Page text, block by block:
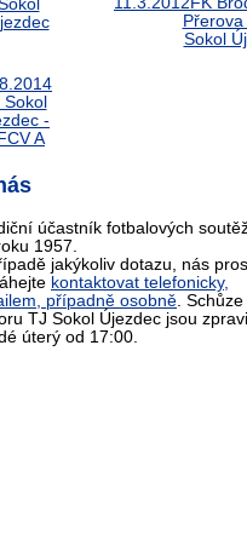
účastník fotbalových
1957.
jakýkoliv dotazu, nás
kontaktovat telefonicky,
případně osobně. Schůze
TJ Sokol Újezdec jsou
úterý od 17:00.